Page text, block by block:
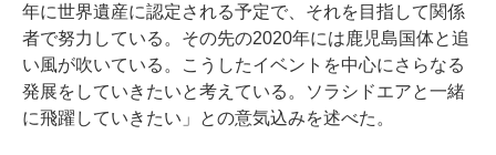
年に世界遺産に認定される予定で、それを目指して関係
者で努力している。その先の2020年には鹿児島国体と追
い風が吹いている。こうしたイベントを中心にさらなる
発展をしていきたいと考えている。ソラシドエアと一緒
に飛躍していきたい」との意気込みを述べた。